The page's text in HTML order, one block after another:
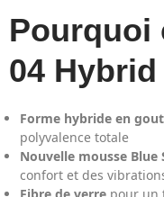
Pourquoi
04
Forme hybride en
polyvalence totale
Nouvelle mousse Blue
confort et des